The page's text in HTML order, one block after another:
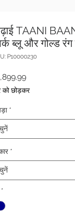
TAANI
ब्लू और गोल्ड
P10000230
मूल्य
को छोड़कर
*
*
*